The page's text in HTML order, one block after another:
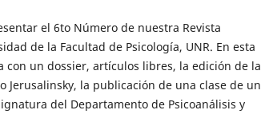
el 6to Número de nuestra Revista
de la Facultad de Psicología, UNR. En esta
con un dossier, artículos libres, la edición de la
Jerusalinsky, la publicación de una clase de un
del Departamento de Psicoanálisis y